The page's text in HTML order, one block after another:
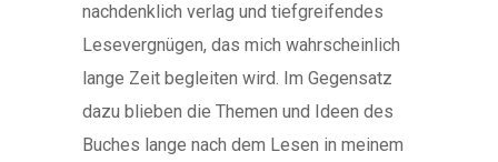
nachdenklich verlag und tiefgreifendes
Lesevergnügen, das mich wahrscheinlich
lange Zeit begleiten wird. Im Gegensatz
dazu blieben die Themen und Ideen des
Buches lange nach dem Lesen in meinem